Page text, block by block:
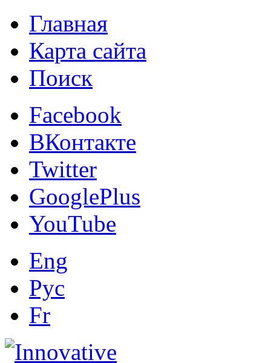
Главная
Карта сайта
Поиск
Facebook
ВКонтакте
Twitter
GooglePlus
YouTube
Eng
Рус
Fr